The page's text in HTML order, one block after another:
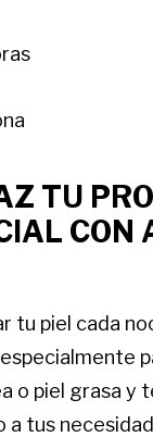
TU
CON
tu piel cada
o piel grasa y
a tus